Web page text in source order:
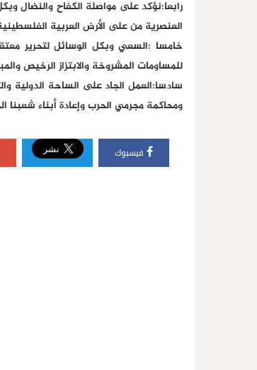
رابعا:نؤكد على مواصلة الكفاح والنضال
العنصرية من على الأرض العربية
خامسا :السعي وبكل الوسائل لتحرير
للمساومات المشروخة والابتزاز الرخيص
سادسا:العمل الجاد على الساحة الدولية
ومحاكمة مجرمي الحرب وإعادة أبناء شعبنا
فيسبوك